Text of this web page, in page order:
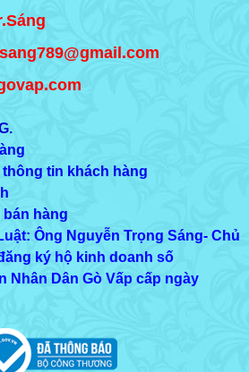
tin khách hàng
bán hàng
Ông Nguyễn Trọng Sáng- Chủ
ký hộ kinh doanh số
Nhân Dân Gò Vấp cấp ngày